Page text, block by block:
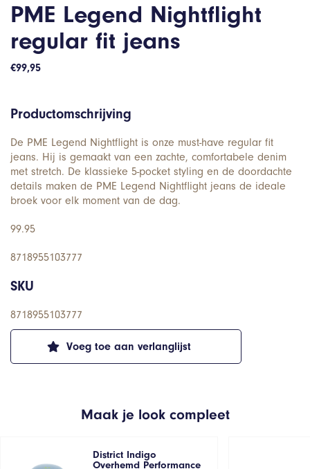
PME Legend Nightflight
regular fit jeans
€99,95
Voeg toe aan verlanglijst
Productomschrijving
De PME Legend Nightflight is onze must-have regular fit
jeans. Hij is gemaakt van een zachte, comfortabele denim
met stretch. De klassieke 5-pocket styling en de doordachte
details maken de PME Legend Nightflight jeans de ideale
broek voor elk moment van de dag.
99.95
8718955103777
SKU
8718955103777
Maak je look compleet
District Indigo
Overhemd Performance